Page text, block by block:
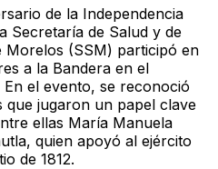
de la Independencia
Secretaría de Salud y de
Morelos (SSM) participó en
a la Bandera en el
el evento, se reconoció
que jugaron un papel clave
ellas María Manuela
quien apoyó al ejército
de 1812.